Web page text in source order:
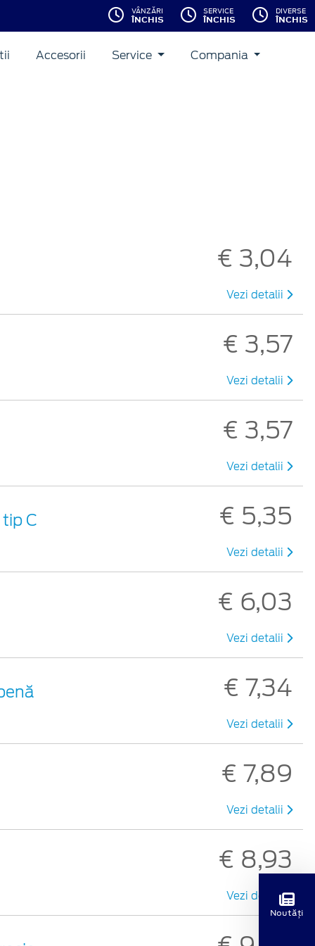
VÂNZĂRI
ÎNCHIS
SERVICE
ÎNCHIS
DIVERSE
ÎNCHIS
Accesorii Service Compania
€ 3,04
Vezi detalii
€ 3,57
Vezi detalii
€ 3,57
Vezi detalii
C € 5,35
Vezi detalii
€ 6,03
Vezi detalii
€ 7,34
Vezi detalii
€ 7,89
Vezi detalii
€ 8,93
Vezi detalii
Noutăți